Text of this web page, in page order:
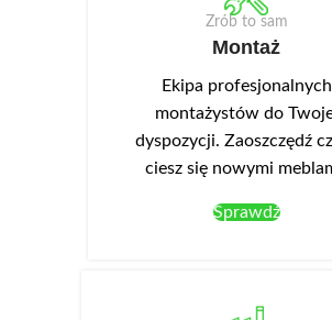
Zrób to sam
Montaż
Ekipa profesjonalnych
montażystów do
dyspozycji. Zaoszczędź
ciesz się nowymi
Sprawdź